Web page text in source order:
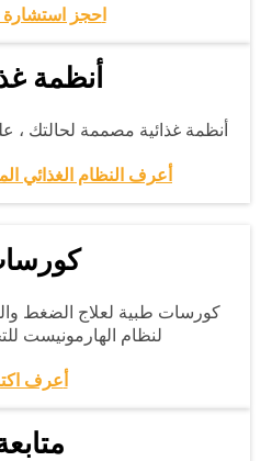
احجز استشارة
أنظمة
أنظمة غذائية مصممة لحالتك ،
أعرف النظام الغذائي
كورسات طبية لعلاج الضغط
لنظام الهارمونيست
أعرف